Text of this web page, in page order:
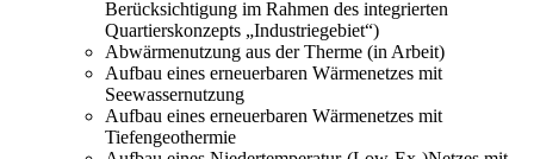
Berücksichtigung im Rahmen des integrierten
Quartierskonzepts „Industriegebiet“)
Abwärmenutzung aus der Therme (in Arbeit)
Aufbau eines erneuerbaren Wärmenetzes mit
Seewassernutzung
Aufbau eines erneuerbaren Wärmenetzes mit
Tiefengeothermie